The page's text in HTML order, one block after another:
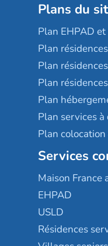
Plans du
Plan EHPAD
Plan
Plan
Plan
Plan
Plan services
Plan
Services
Maison France
EHPAD
USLD
Résidences